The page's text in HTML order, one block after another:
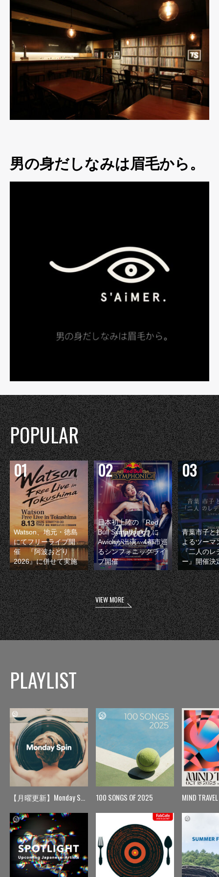
男の身だしなみは眉毛から。
POPULAR
Watson、地元・徳島
にてフリーライブ開
催 『阿波おどり
2026』に併せて実施
日本初上陸の『Red
Bull Symphonic』に
Awichが出演 4都市巡
るシンフォニックライ
ブ開催
青葉市子と
よるツーマ
『二人のレ
ー』開催決
VIEW MORE
PLAYLIST
【月曜更新】Monday Spin 100 SONGS OF 2025 MIND TRAVEL